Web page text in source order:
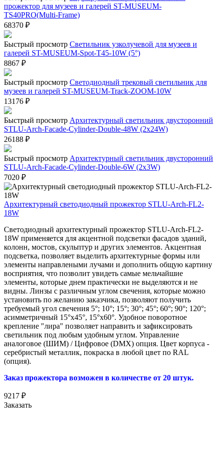
прожектор для музеев и галерей ST-MUSEUM-
TS40PRO(Multi-Frame)
68370 ₽
Быстрый просмотр Cветильник узколучевой для музеев и
галерей ST-MUSEUM-Spot-T45-10W (5°)
8867 ₽
Быстрый просмотр Светодиодный трековый светильник для
музеев и галерей ST-MUSEUM-Track-ZOOM-10W
13176 ₽
Быстрый просмотр Архитектурный светильник двусторонний
STLU-Arch-Facade-Cylinder-Double-48W (2x24W)
26188 ₽
Быстрый просмотр Архитектурный светильник двусторонний
STLU-Arch-Facade-Cylinder-Double-6W (2x3W)
7020 ₽
Архитектурный светодиодный прожектор STLU-Arch-FL2-
18W
Светодиодный архитектурный прожектор STLU-Arch-FL2-
18W применяется для акцентной подсветки фасадов зданий,
колонн, мостов, скульптур и других элементов. Акцентная
подсветка, позволяет выделить архитектурные формы или
элементы направлеными лучами и дополнить общую картину
восприятия, что позволит увидеть самые мельчайшие
элементы, которые днем практически не выделяются и не
видны. Линзы с различным углом свечения, которые можно
установить по желанию заказчика, позволяют получить
требуемый угол свечения 5°; 10°; 15°; 30°; 45°; 60°; 90°; 120°;
асимметричный 15°х45°, 15°х60°. Удобное поворотное
крепление "лира" позволяет направить и зафиксировать
светильник под любым удобным углом. Управление
аналоговое (ШИМ) / Цифровое (DMX) опция. Цвет корпуса -
серебристый металлик, покраска в любой цвет по RAL
(опция).
Заказ прожектора возможен в количестве от 20 штук.
9217 ₽
Заказать